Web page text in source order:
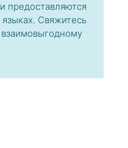
предоставляются
Свяжитесь